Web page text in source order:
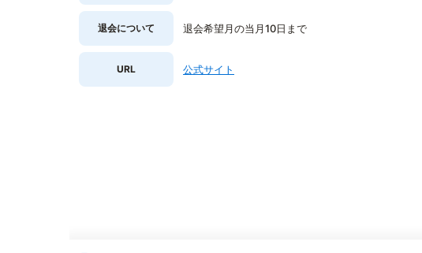
退会について 退会希望月の当月10日まで
URL 公式サイト